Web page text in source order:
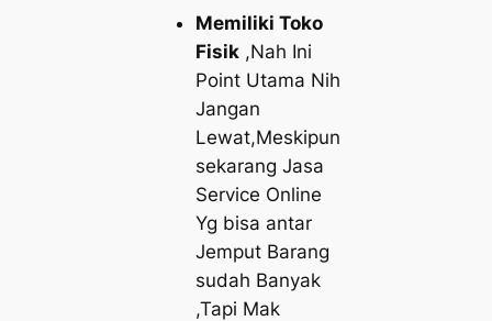
Memiliki Toko
Fisik,Nah Ini
Point Utama Nih
Jangan
Lewat,Meskipun
sekarang Jasa
Service Online
Yg bisa antar
Jemput Barang
sudah Banyak
,Tapi Mak